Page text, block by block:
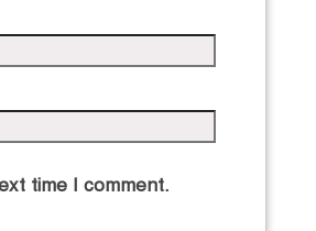
time I comment.